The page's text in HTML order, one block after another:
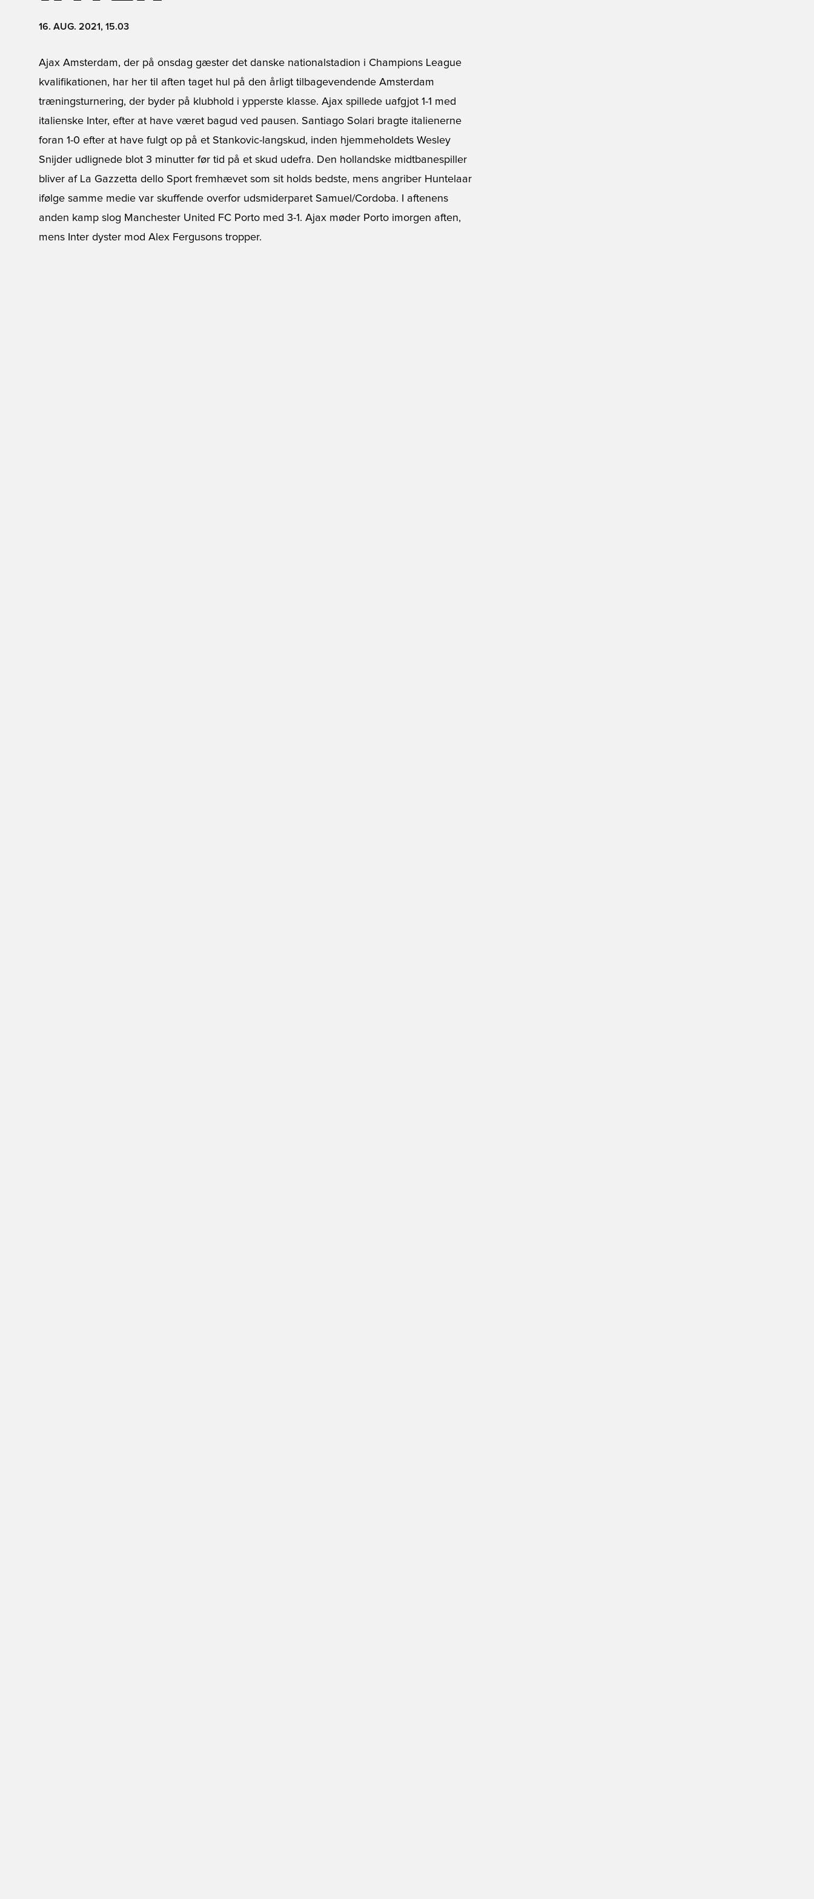
16. AUG. 2021, 15.03
Ajax Amsterdam, der på onsdag gæster det danske nationalstadion i Champions League
kvalifikationen, har her til aften taget hul på den årligt tilbagevendende Amsterdam
træningsturnering, der byder på klubhold i ypperste klasse. Ajax spillede uafgjot 1-1 med
italienske Inter, efter at have været bagud ved pausen. Santiago Solari bragte italienerne
foran 1-0 efter at have fulgt op på et Stankovic-langskud, inden hjemmeholdets Wesley
Snijder udlignede blot 3 minutter før tid på et skud udefra. Den hollandske midtbanespiller
bliver af La Gazzetta dello Sport fremhævet som sit holds bedste, mens angriber Huntelaar
ifølge samme medie var skuffende overfor udsmiderparet Samuel/Cordoba. I aftenens
anden kamp slog Manchester United FC Porto med 3-1. Ajax møder Porto imorgen aften,
mens Inter dyster mod Alex Fergusons tropper.